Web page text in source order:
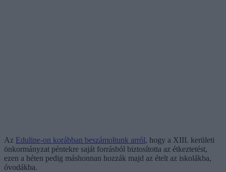
Az Eduline-on korábban beszámoltunk arról, hogy a XIII. kerületi
önkormányzat péntekre saját forrásból biztosította az étkeztetést,
ezen a héten pedig máshonnan hozzák majd az ételt az iskolákba,
óvodákba.